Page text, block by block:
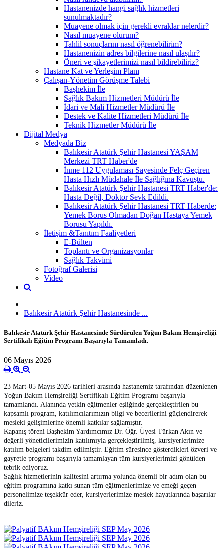
Hastanenizde hangi sağlık hizmetleri
sunulmaktadır?
Muayene olmak için gerekli evraklar nelerdir?
Nasıl muayene olurum?
Tahlil sonuçlarını nasıl öğrenebilirim?
Hastanenizin adres bilgilerine nasıl ulaşılır?
Öneri ve şikayetlerimizi nasıl bildirebiliriz?
Hastane Kat ve Yerleşim Planı
Çalışan-Yönetim Görüşme Talebi
Başhekim İle
Sağlık Bakım Hizmetleri Müdürü İle
İdari ve Mali Hizmetler Müdürü İle
Destek ve Kalite Hizmetleri Müdürü İle
Teknik Hizmetler Müdürü İle
Dijital Medya
Medyada Biz
Balıkesir Atatürk Şehir Hastanesi YAŞAM
Merkezi TRT Haber'de
İnme 112 Uygulaması Sayesinde Felç Geçiren
Hasta Hızlı Müdahale İle Sağlığına Kavuştu.
Balıkesir Atatürk Şehir Hastanesi TRT Haber'de:
Hasta Değil, Doktor Sevk Edildi.
Balıkesir Atatürk Şehir Hastanesi TRT Haberde:
Yemek Borus Olmadan Doğan Hastaya Yemek
Borusu Yapıldı.
İletişim &Tanıtım Faaliyetleri
E-Bülten
Toplantı ve Organizasyonlar
Sağlık Takvimi
Fotoğraf Galerisi
Video
Balıkesir Atatürk Şehir Hastanesinde ...
Balıkesir Atatürk Şehir Hastanesinde Sürdürülen Yoğun Bakım Hemşireliği
Sertifikalı Eğitim Programı Başarıyla Tamamladı.
06 Mayıs 2026
23 Mart-05 Mayıs 2026 tarihleri arasında hastanemiz tarafından düzenlenen
Yoğun Bakım Hemşireliği Sertifikalı Eğitim Programı başarıyla
tamamlandı. Alanında yetkin eğitmenler eşliğinde gerçekleştirilen bu
kapsamlı program, katılımcılarımızın bilgi ve becerilerini güçlendirerek
mesleki gelişimlerine önemli katkılar sağlamıştır.
Kapanış töreni Başhekim Yardımcımız Dr. Öğr. Üyesi Türkan Akın ve
değerli yöneticilerimizin katılımıyla gerçekleştirilmiş, kursiyerlerimize
katılım belgeleri takdim edilmiştir. Eğitim süresince gösterdikleri özveri ve
gayretle programı başarıyla tamamlayan tüm kursiyerlerimizi gönülden
tebrik ediyoruz.
Sağlık hizmetlerinin kalitesini artırma yolunda önemli bir adım olan bu
eğitim programına katkı sunan tüm eğitmenlerimize ve emeği geçen
personelimize teşekkür eder, kursiyerlerimize meslek hayatlarında başarılar
dileriz.